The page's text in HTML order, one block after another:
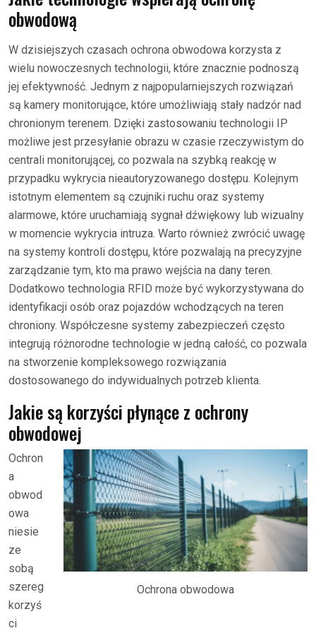
obwodową
W dzisiejszych czasach ochrona obwodowa korzysta z
wielu nowoczesnych technologii, które znacznie podnoszą
jej efektywność. Jednym z najpopularniejszych rozwiązań
są kamery monitorujące, które umożliwiają stały nadzór nad
chronionym terenem. Dzięki zastosowaniu technologii IP
możliwe jest przesyłanie obrazu w czasie rzeczywistym do
centrali monitorującej, co pozwala na szybką reakcję w
przypadku wykrycia nieautoryzowanego dostępu. Kolejnym
istotnym elementem są czujniki ruchu oraz systemy
alarmowe, które uruchamiają sygnał dźwiękowy lub wizualny
w momencie wykrycia intruza. Warto również zwrócić uwagę
na systemy kontroli dostępu, które pozwalają na precyzyjne
zarządzanie tym, kto ma prawo wejścia na dany teren.
Dodatkowo technologia RFID może być wykorzystywana do
identyfikacji osób oraz pojazdów wchodzących na teren
chroniony. Współczesne systemy zabezpieczeń często
integrują różnorodne technologie w jedną całość, co pozwala
na stworzenie kompleksowego rozwiązania
dostosowanego do indywidualnych potrzeb klienta.
Jakie są korzyści płynące z ochrony
obwodowej
Ochrona obwodowa
Ochron
a
obwod
owa
niesie
ze
sobą
szereg
korzyś
ci